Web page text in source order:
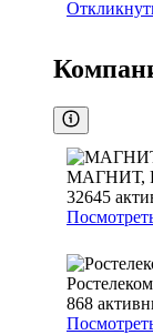
МАГНИТ,
32645
868